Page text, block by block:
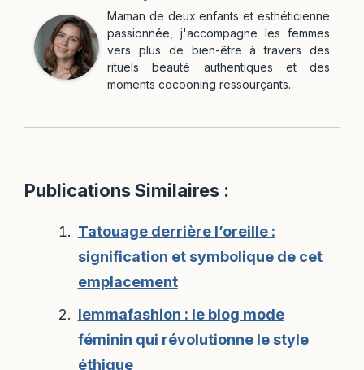
Maman de deux enfants et esthéticienne
passionnée, j'accompagne les femmes
vers plus de bien-être à travers des
rituels beauté authentiques et des
moments cocooning ressourçants.
Publications Similaires :
Tatouage derrière l’oreille :
signification et symbolique de cet
emplacement
Iemmafashion : le blog mode
féminin qui révolutionne le style
éthique